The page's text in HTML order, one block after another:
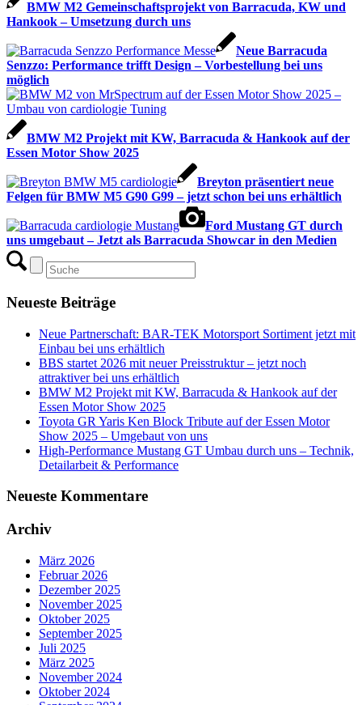
BMW M2 Gemeinschaftsprojekt von Barracuda, KW und
Hankook – Umsetzung durch uns
Neue Barracuda
Senzzo: Performance trifft Design – Vorbestellung bei uns
möglich
BMW M2 Projekt mit KW, Barracuda & Hankook auf der
Essen Motor Show 2025
Breyton präsentiert neue
Felgen für BMW M5 G90 G99 – jetzt schon bei uns erhältlich
Ford Mustang GT durch
uns umgebaut – Jetzt als Barracuda Showcar in den Medien
Neueste Beiträge
Neue Partnerschaft: BAR-TEK Motorsport Sortiment jetzt mit
Einbau bei uns erhältlich
BBS startet 2026 mit neuer Preisstruktur – jetzt noch
attraktiver bei uns erhältlich
BMW M2 Projekt mit KW, Barracuda & Hankook auf der
Essen Motor Show 2025
Toyota GR Yaris Ken Block Tribute auf der Essen Motor
Show 2025 – Umgebaut von uns
High-Performance Mustang GT Umbau durch uns – Technik,
Detailarbeit & Performance
Neueste Kommentare
Archiv
März 2026
Februar 2026
Dezember 2025
November 2025
Oktober 2025
September 2025
Juli 2025
März 2025
November 2024
Oktober 2024